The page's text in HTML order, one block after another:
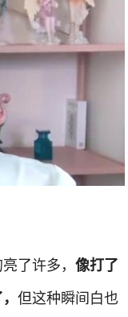
了许多，像打了
但这种瞬间白也